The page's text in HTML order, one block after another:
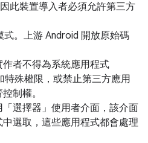
此裝置導入者必須允許第三方
式。上游 Android 開放原始碼
者不得為系統應用程式
殊權限，或禁止第三方應用
制權。
選擇器」使用者介面，該介面
選取，這些應用程式都會處理